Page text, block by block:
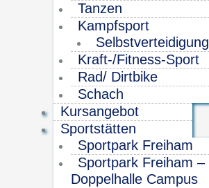
Tanzen
Kampfsport
Selbstverteidigung
Kraft-/Fitness-Sport
Rad/ Dirtbike
Schach
Kursangebot
Sportstätten
Sportpark Freiham
Sportpark Freiham –
Doppelhalle Campus